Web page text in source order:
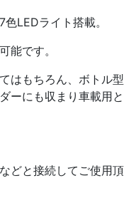
LEDライト搭載。
能です。
はもちろん、ボトル型
ーにも収まり車載用と
どと接続してご使用頂